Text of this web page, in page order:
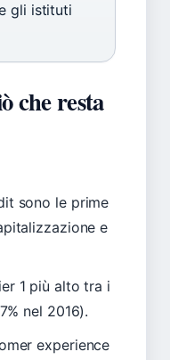
gli istituti
che resta
sono le prime
e
1 più alto tra i
nel 2016).
experience